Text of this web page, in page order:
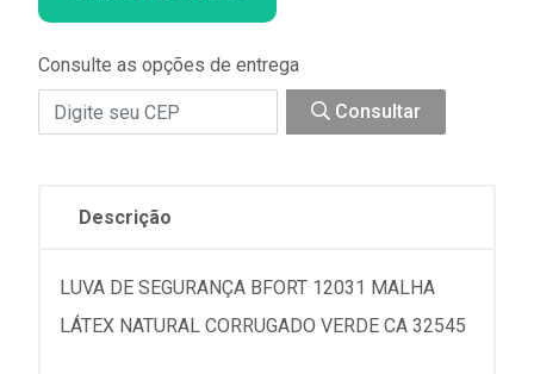
Consulte as opções de entrega
Consultar
Descrição
LUVA DE SEGURANÇA BFORT 12031 MALHA
LÁTEX NATURAL CORRUGADO VERDE CA 32545